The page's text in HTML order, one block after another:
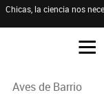
Chicas, la ciencia nos
Aves de Barrio